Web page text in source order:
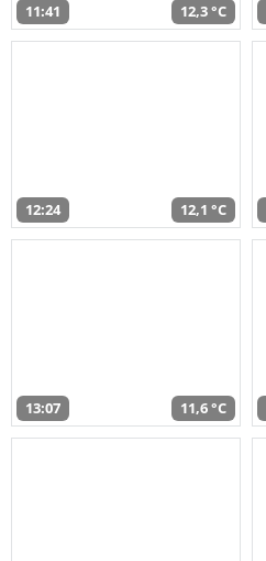
11:41 12,3 °C
12:24 12,1 °C
13:07 11,6 °C